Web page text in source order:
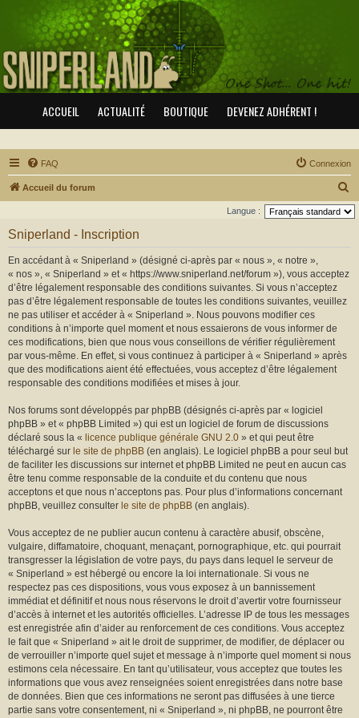
ACCUEIL ACTUALITÉ BOUTIQUE DEVENEZ ADHÉRENT !
FAQ Connexion
Accueil du forum
e
Langue :
Sniperland - Inscription
En accédant à « Sniperland » (désigné ci-après par « nous », « notre »,
« nos », « Sniperland » et « https://www.sniperland.net/forum »), vous acceptez
d’être légalement responsable des conditions suivantes. Si vous n’acceptez
pas d’être légalement responsable de toutes les conditions suivantes, veuillez
ne pas utiliser et accéder à « Sniperland ». Nous pouvons modifier ces
conditions à n’importe quel moment et nous essaierons de vous informer de
ces modifications, bien que nous vous conseillons de vérifier régulièrement
par vous-même. En effet, si vous continuez à participer à « Sniperland » après
que des modifications aient été effectuées, vous acceptez d’être légalement
responsable des conditions modifiées et mises à jour.
Nos forums sont développés par phpBB (désignés ci-après par « logiciel
phpBB » et « phpBB Limited ») qui est un logiciel de forum de discussions
déclaré sous la « licence publique générale GNU 2.0 » et qui peut être
téléchargé sur le site de phpBB (en anglais). Le logiciel phpBB a pour seul but
de faciliter les discussions sur internet et phpBB Limited ne peut en aucun cas
être tenu comme responsable de la conduite et du contenu que nous
acceptons et que nous n’acceptons pas. Pour plus d’informations concernant
phpBB, veuillez consulter le site de phpBB (en anglais).
Vous acceptez de ne publier aucun contenu à caractère abusif, obscène,
vulgaire, diffamatoire, choquant, menaçant, pornographique, etc. qui pourrait
transgresser la législation de votre pays, du pays dans lequel le serveur de
« Sniperland » est hébergé ou encore la loi internationale. Si vous ne
respectez pas ces dispositions, vous vous exposez à un bannissement
immédiat et définitif et nous nous réservons le droit d’avertir votre fournisseur
d’accès à internet et les autorités officielles. L’adresse IP de tous les messages
est enregistrée afin d’aider au renforcement de ces conditions. Vous acceptez
le fait que « Sniperland » ait le droit de supprimer, de modifier, de déplacer ou
de verrouiller n’importe quel sujet et message à n’importe quel moment si nous
estimons cela nécessaire. En tant qu’utilisateur, vous acceptez que toutes les
informations que vous avez renseignées soient enregistrées dans notre base
de données. Bien que ces informations ne seront pas diffusées à une tierce
partie sans votre consentement, ni « Sniperland », ni phpBB, ne pourront être